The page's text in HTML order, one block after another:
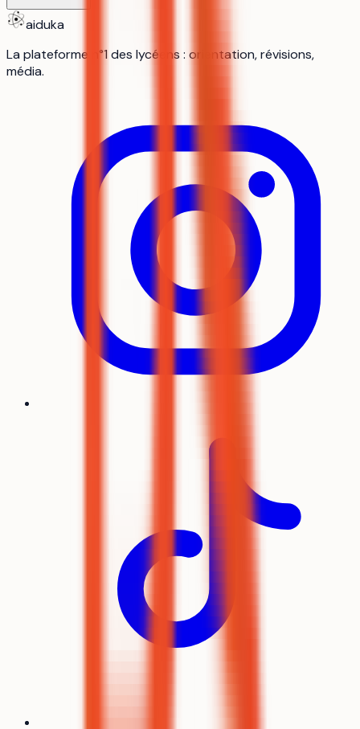
aiduka
La plateforme n°1 des lycéens : orientation, révisions,
média.